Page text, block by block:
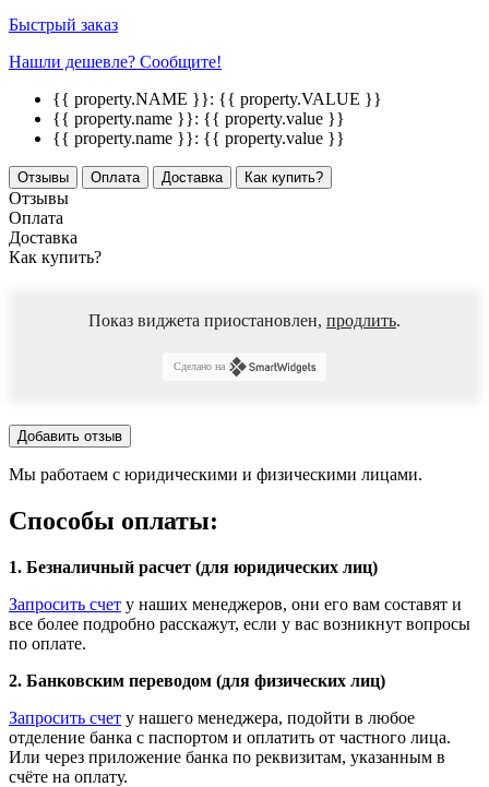
Быстрый заказ
Нашли дешевле? Сообщите!
{{ property.NAME }}: {{ property.VALUE }}
{{ property.name }}: {{ property.value }}
{{ property.name }}: {{ property.value }}
Отзывы Оплата Доставка Как купить?
Отзывы
Оплата
Доставка
Как купить?
Показ виджета приостановлен, продлить.
Сделано на
Добавить отзыв
Мы работаем с юридическими и физическими лицами.
Способы оплаты:
1. Безналичный расчет (для юридических лиц)
Запросить счет у наших менеджеров, они его вам составят и
все более подробно расскажут, если у вас возникнут вопросы
по оплате.
2. Банковским переводом (для физических лиц)
Запросить счет у нашего менеджера, подойти в любое
отделение банка с паспортом и оплатить от частного лица.
Или через приложение банка по реквизитам, указанным в
счёте на оплату.